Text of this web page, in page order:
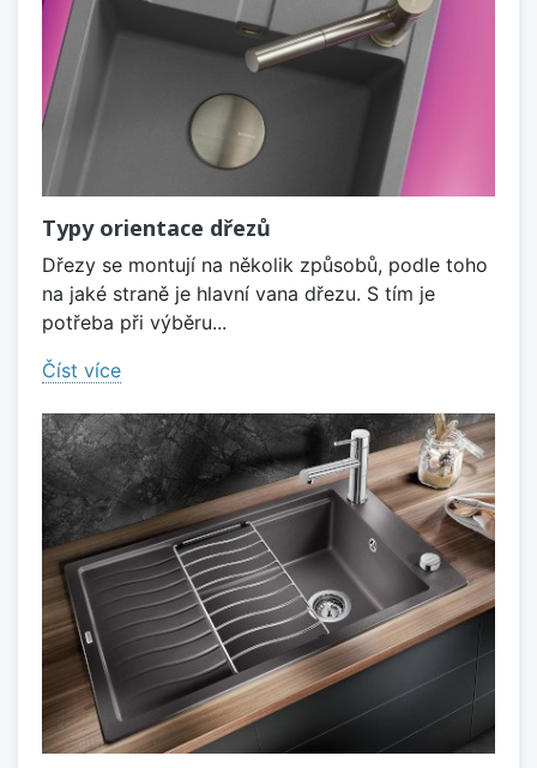
Typy orientace dřezů
Dřezy se montují na několik způsobů, podle toho
na jaké straně je hlavní vana dřezu. S tím je
potřeba při výběru...
Číst více